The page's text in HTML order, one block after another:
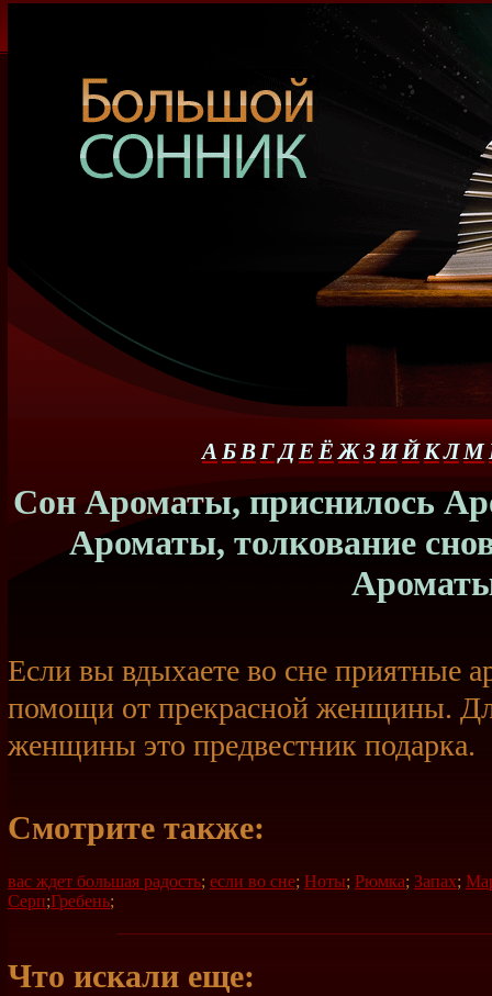
А БВГДЕ Ё ЖЗ ИЙКЛМ
Сон Ароматы, приснилось
Ароматы, толкование
Если вы вдыхаете во сне приятные
помощи от прекрасной женщины.
женщины это предвестник подарка.
Смотрите также:
вас ждет большая радость; если во сне; Ноты; Рюмка; Запах;
Серп;Гребень;
Что искали еще: